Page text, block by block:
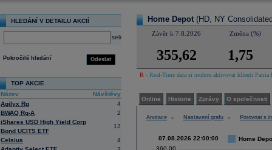
HLEDÁNÍ V DETAILU AKCIÍ
select
Odeslat
Pokročilé hledání
TOP AKCIE
Název
Návštěvy
Agilyx Rg
4
BWAQ Rg-A
2
iShares USD High Yield Corp
Bond UCITS ETF
12
Celsius
4
Home Depot (HD, NY
Závěr k 7.8.2026 Změna (%)
355,62 1,75
R - Real-Time data si mohou aktivovat klienti
Online Historie Zprávy O společnosti
Anotace Nastavení grafu Porovnat s
360,00
07.08.2026 22:00:00 Home